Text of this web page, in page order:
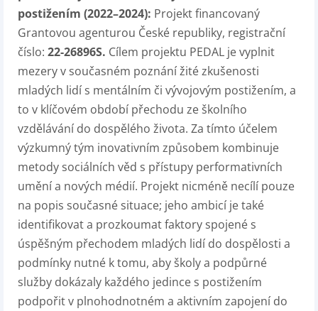
postižením (2022–2024): Projekt financovaný
Grantovou agenturou České republiky, registrační
číslo: 22-26896S. Cílem projektu PEDAL je vyplnit
mezery v současném poznání žité zkušenosti
mladých lidí s mentálním či vývojovým postižením, a
to v klíčovém období přechodu ze školního
vzdělávání do dospělého života. Za tímto účelem
výzkumný tým inovativním způsobem kombinuje
metody sociálních věd s přístupy performativních
umění a nových médií. Projekt nicméně necílí pouze
na popis současné situace; jeho ambicí je také
identifikovat a prozkoumat faktory spojené s
úspěšným přechodem mladých lidí do dospělosti a
podmínky nutné k tomu, aby školy a podpůrné
služby dokázaly každého jedince s postižením
podpořit v plnohodnotném a aktivním zapojení do